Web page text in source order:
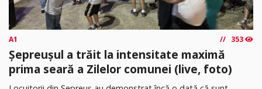
A1 353
Șepreușul a trăit la intensitate maximă
prima seară a Zilelor comunei (live, foto)